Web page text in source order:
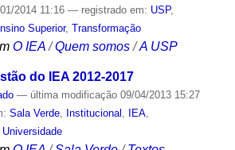
2014 11:16 — registrado em: USP,
Superior, Transformação
O IEA /Quem somos /A USP
do IEA 2012-2017
— última modificação09/04/2013 15:27
Sala Verde, Institucional , IEA,
Universidade